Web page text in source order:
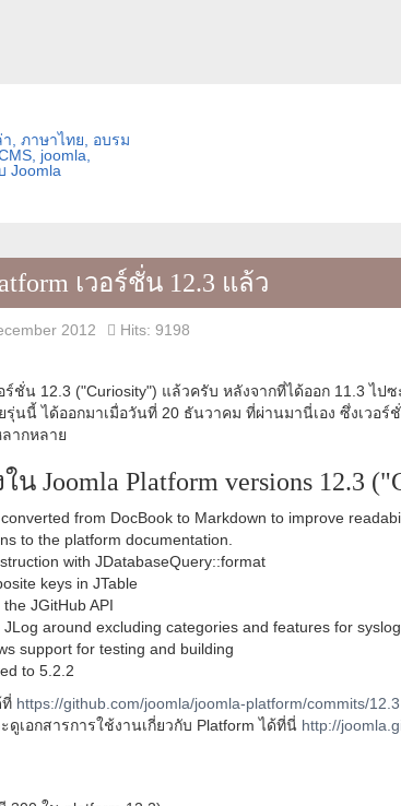
เวอร์ชั่น 12.3 แล้ว
2012
Hits: 9198
ร์ชั่น 12.3 ("Curiosity") แล้วครับ หลังจากที่ได้ออก 11.3 ไป
รุ่นนี้ ได้ออกมาเมื่อวันที่ 20 ธันวาคม ที่ผ่านมานี่เอง ซึ่งเวอ
ากหลาย
Joomla Platform versions 12.3
from DocBook to Markdown to improve
to the platform documentation.
with JDatabaseQuery::format
keys in JTable
JGitHub API
around excluding categories and features for syslog
support for testing and building
to 5.2.2
ที่ https://github.com/joomla/joomla-platform/commits/12.3
ดูเอกสารการใช้งานเกี่ยวกับ Platform ได้ที่นี่ http://